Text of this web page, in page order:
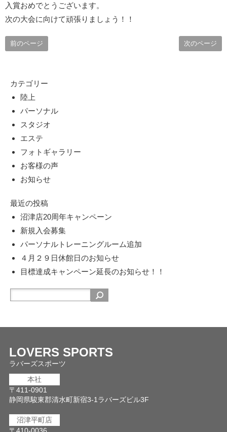
入賞おめでとうございます。
次の大会に向けて頑張りましょう！！
前のページ 次のページ
カテゴリー
陸上
パーソナル
スタジオ
エステ
フォトギャラリー
お客様の声
お知らせ
最近の投稿
沼津店20周年キャンペーン
新規入会募集
パーソナルトレーニングルーム追加
４月２９日休館日のお知らせ
目標達成キャンペーン延長のお知らせ！！
LOVERS SPORTS
ラバーズスポーツ
本社
〒411-0901
静岡県駿東郡清水町新宿3-1ラバーズビル3F
沼津平町店